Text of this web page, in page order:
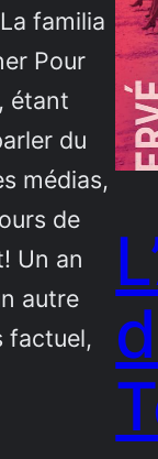
familia
Pour
étant
du
médias,
de
Un an
autre
factuel,